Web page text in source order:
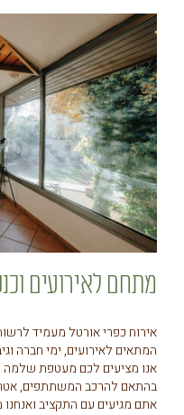
מתחם לאירועים
אירוח כפרי אורטל מעמיד
המתאים לאירועים, ימי חברה
אנו מציעים לכם מעטפת שלמה
בהתאם להרכב המשתתפים,
אתם מגיעים עם התקציב ואנחנו